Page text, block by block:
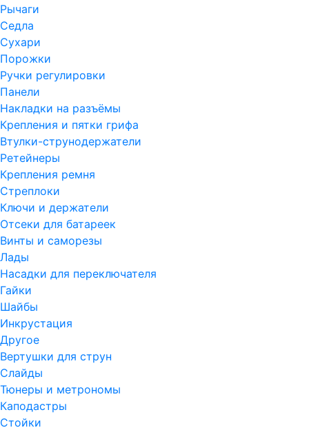
Рычаги
Седла
Сухари
Порожки
Ручки регулировки
Панели
Накладки на разъёмы
Крепления и пятки грифа
Втулки-струнодержатели
Ретейнеры
Крепления ремня
Стреплоки
Ключи и держатели
Отсеки для батареек
Винты и саморезы
Лады
Насадки для переключателя
Гайки
Шайбы
Инкрустация
Другое
Вертушки для струн
Слайды
Тюнеры и метрономы
Каподастры
Стойки